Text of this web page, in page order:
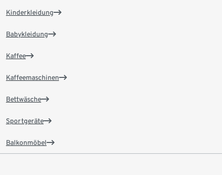
Kinderkleidung
Babykleidung
Kaffee
Kaffeemaschinen
Bettwäsche
Sportgeräte
Balkonmöbel